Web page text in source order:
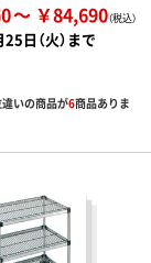
￥84,690
日（火）まで
違いの商品が6商品ありま